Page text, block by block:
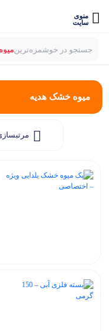
منوی
سایت
جستجو در خوشمزه‌ترین
میوه خشک هدیه